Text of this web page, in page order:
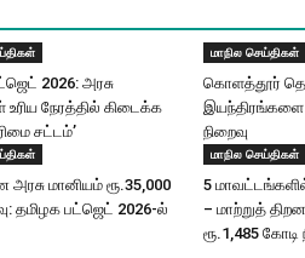
2026: அரசு
நேரத்தில் கிடைக்க
சட்டம்’
மாநில செய்திகள்
கொளத்தூர்
இயந்திரங்களை
நிறைவு
மானியம் ரூ.35,000
தமிழக பட்ஜெட் 2026-ல்
மாநில செய்திகள்
5
– மாற்றுத்
ரூ.1,485 கோடி